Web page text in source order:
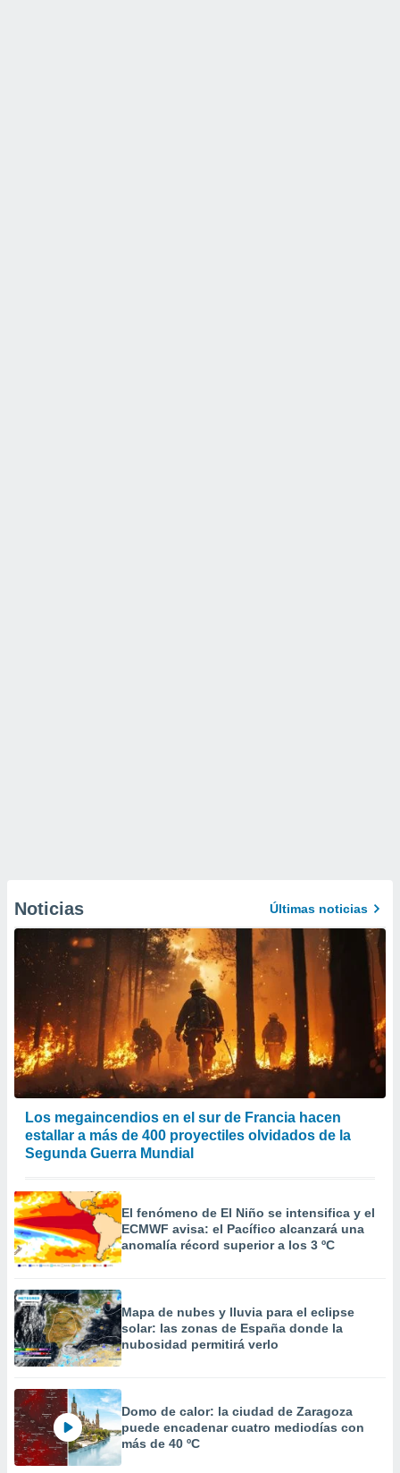
Noticias Últimas noticias
Los megaincendios en el sur de Francia hacen
estallar a más de 400 proyectiles olvidados de la
Segunda Guerra Mundial
El fenómeno de El Niño se intensifica y el
ECMWF avisa: el Pacífico alcanzará una
anomalía récord superior a los 3 ºC
Mapa de nubes y lluvia para el eclipse
solar: las zonas de España donde la
nubosidad permitirá verlo
Domo de calor: la ciudad de Zaragoza
puede encadenar cuatro mediodías con
más de 40 ºC